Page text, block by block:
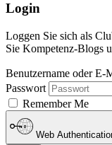
Login
Loggen Sie sich als
Sie Kompetenz-Blogs
Benutzername oder E-
Passwort
Remember Me
Web